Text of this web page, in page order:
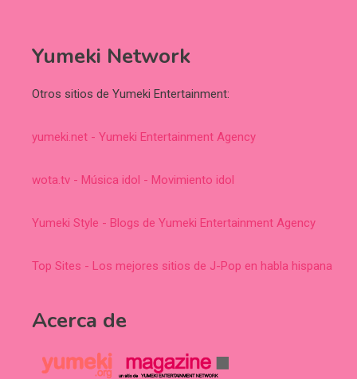
Yumeki Network
Otros sitios de Yumeki Entertainment:
yumeki.net - Yumeki Entertainment Agency
wota.tv - Música idol - Movimiento idol
Yumeki Style - Blogs de Yumeki Entertainment Agency
Top Sites - Los mejores sitios de J-Pop en habla hispana
Acerca de